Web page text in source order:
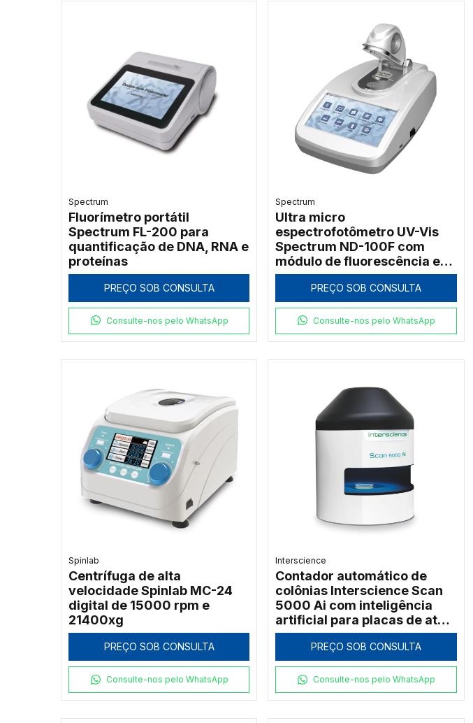
Spectrum
Fluorímetro portátil
Spectrum FL-200 para
quantificação de DNA, RNA e
proteínas
PREÇO SOB CONSULTA
Consulte-nos pelo WhatsApp
Spectrum
Ultra micro
espectrofotômetro UV-Vis
Spectrum ND-100F com
módulo de fluorescência e
cinética
PREÇO SOB CONSULTA
Consulte-nos pelo WhatsApp
Spinlab
Centrífuga de alta
velocidade Spinlab MC-24
digital de 15000 rpm e
21400xg
PREÇO SOB CONSULTA
Consulte-nos pelo WhatsApp
Interscience
Contador automático de
colônias Interscience Scan
5000 Ai com inteligência
artificial para placas de até
150mm
PREÇO SOB CONSULTA
Consulte-nos pelo WhatsApp